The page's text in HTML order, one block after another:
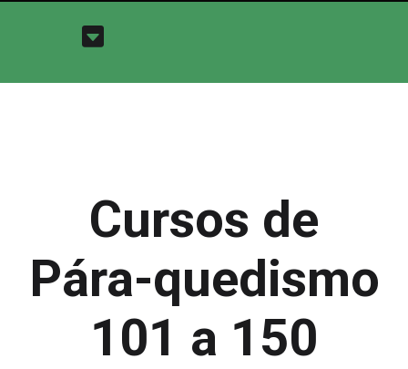
Cursos de
Pára-quedismo
101 a 150